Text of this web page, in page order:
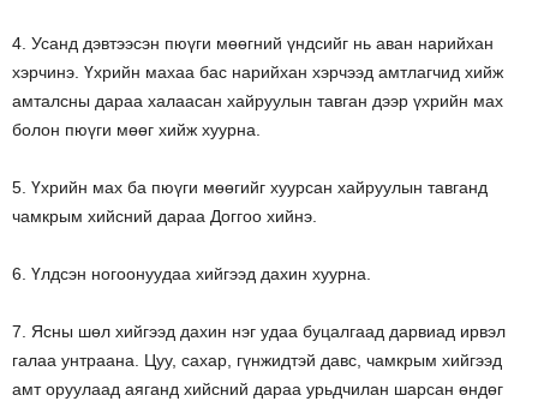
4. Усанд дэвтээсэн пюүги мөөгний үндсийг нь аван нарийхан
хэрчинэ. Үхрийн махаа бас нарийхан хэрчээд амтлагчид хийж
амталсны дараа халаасан хайруулын тавган дээр үхрийн мах
болон пюүги мөөг хийж хуурна.
5. Үхрийн мах ба пюүги мөөгийг хуурсан хайруулын тавганд
чамкрым хийсний дараа Доггоо хийнэ.
6. Үлдсэн ногоонуудаа хийгээд дахин хуурна.
7. Ясны шөл хийгээд дахин нэг удаа буцалгаад дарвиад ирвэл
галаа унтраана. Цуу, сахар, гүнжидтэй давс, чамкрым хийгээд
амт оруулаад аяганд хийсний дараа урьдчилан шарсан өндөг